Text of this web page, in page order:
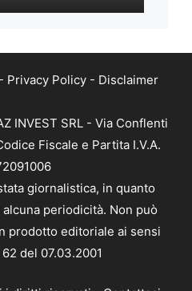
- Privacy Policy - Disclaimer
INVEST SRL - Via Conflenti
Fiscale e Partita I.V.A.
giornalistica, in quanto
periodicità. Non può
prodotto editoriale ai sensi
del 07.03.2001